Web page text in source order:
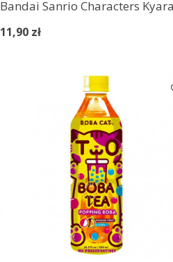
11,90 zł